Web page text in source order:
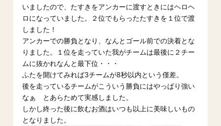
いましたので、たすきをアンカーに渡すときにはヘロヘ
ロになっていました。２位でもらったたすきを１位で渡
しました！
アンカーでの勝負となり、なんとゴール前での決着とな
りました。１位を走っていた我がチームは最後に２チー
ムに抜かれなんと最下位・・・
ふたを開けてみれば3チームが8秒以内という僅差。
後を走っているチームがこういう勝負にはやっぱり強い
なぁ とあらためて実感しました。
しかし終った後に飲むお酒はいつも以上に美味しいもの
となりました。